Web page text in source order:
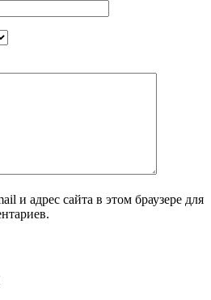
и адрес сайта в этом браузере для